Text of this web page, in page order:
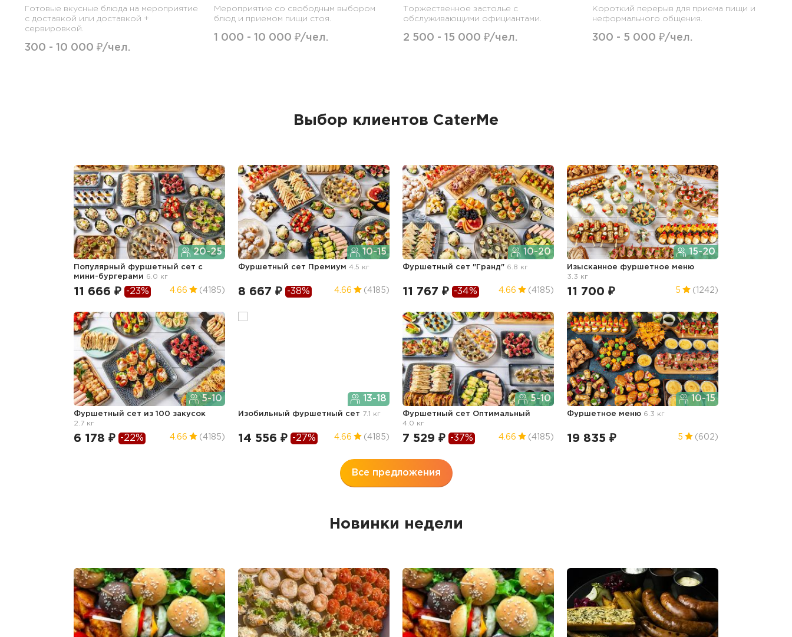
Готовые вкусные блюда на мероприятие
с доставкой или доставкой +
сервировкой.
300 - 10 000 ₽/чел.
Мероприятие со свободным выбором
блюд и приемом пищи стоя.
1 000 - 10 000 ₽/чел.
Торжественное застолье с
обслуживающими официантами.
2 500 - 15 000 ₽/чел.
Короткий перерыв для приема пищи и
неформального общения.
300 - 5 000 ₽/чел.
Выбор клиентов CaterMe
20-25
Популярный фуршетный сет c
мини-бургерами 6.0 кг
11 666 ₽ -23% 4.66 (4185)
10-15
Фуршетный сет Премиум4.5 кг
8 667 ₽ -38% 4.66 (4185)
10-20
Фуршетный сет "Гранд" 6.8 кг
11 767 ₽ -34% 4.66 (4185)
15-20
Изысканное фуршетное меню
3.3 кг
11 700 ₽ 5 (1242)
5-10
Фуршетный сет из 100 закусок
2.7 кг
6 178 ₽ -22% 4.66 (4185)
13-18
Изобильный фуршетный сет 7.1 кг
14 556 ₽ -27% 4.66 (4185)
5-10
Фуршетный сет Оптимальный
4.0 кг
7 529 ₽ -37% 4.66 (4185)
10-15
Фуршетное меню 6.3 кг
19 835 ₽ 5 (602)
Все предложения
Новинки недели